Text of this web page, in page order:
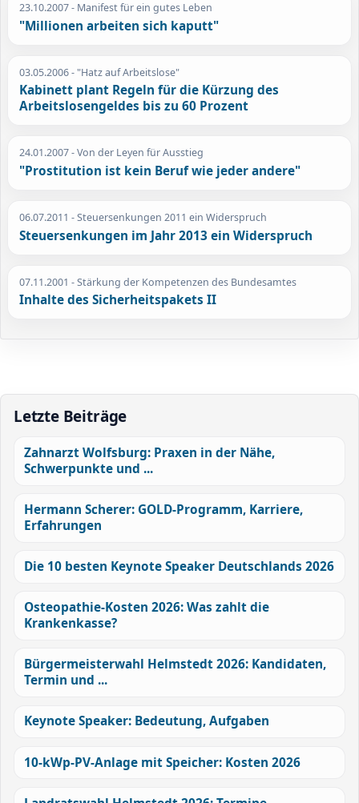
23.10.2007- Manifest für ein gutes Leben
"Millionen arbeiten sich kaputt"
03.05.2006- "Hatz auf Arbeitslose"
Kabinett plant Regeln für die Kürzung des
Arbeitslosengeldes bis zu 60 Prozent
24.01.2007- Von der Leyen für Ausstieg
"Prostitution ist kein Beruf wie jeder andere"
06.07.2011 - Steuersenkungen 2011 ein Widerspruch
Steuersenkungen im Jahr 2013 ein Widerspruch
07.11.2001 - Stärkung der Kompetenzen des Bundesamtes
Inhalte des Sicherheitspakets II
Letzte Beiträge
Zahnarzt Wolfsburg: Praxen in der Nähe,
Schwerpunkte und ...
Hermann Scherer: GOLD-Programm, Karriere,
Erfahrungen
Die 10 besten Keynote Speaker Deutschlands 2026
Osteopathie-Kosten 2026: Was zahlt die
Krankenkasse?
Bürgermeisterwahl Helmstedt 2026: Kandidaten,
Termin und ...
Keynote Speaker: Bedeutung, Aufgaben
10-kWp-PV-Anlage mit Speicher: Kosten 2026